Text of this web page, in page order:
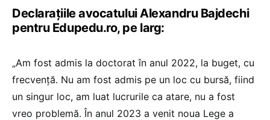
Declarațiile avocatului Alexandru Bajdechi
pentru Edupedu.ro, pe larg:
„Am fost admis la doctorat în anul 2022, la buget, cu
frecvență. Nu am fost admis pe un loc cu bursă, fiind
un singur loc, am luat lucrurile ca atare, nu a fost
vreo problemă. În anul 2023 a venit noua Lege a